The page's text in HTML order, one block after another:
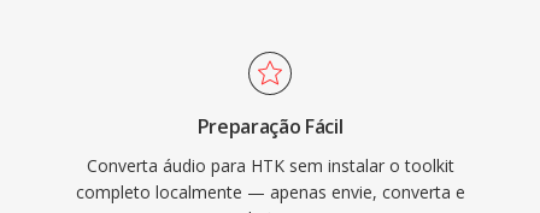
Preparação Fácil
Converta áudio para HTK sem instalar o toolkit
completo localmente — apenas envie, converta e